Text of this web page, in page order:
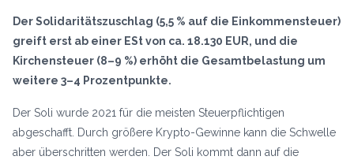
Der Solidaritätszuschlag (5,5 % auf die Einkommensteuer)
greift erst ab einer ESt von ca. 18.130 EUR, und die
Kirchensteuer (8–9 %) erhöht die Gesamtbelastung um
weitere 3–4 Prozentpunkte.
Der Soli wurde 2021 für die meisten Steuerpflichtigen
abgeschafft. Durch größere Krypto-Gewinne kann die Schwelle
aber überschritten werden. Der Soli kommt dann auf die